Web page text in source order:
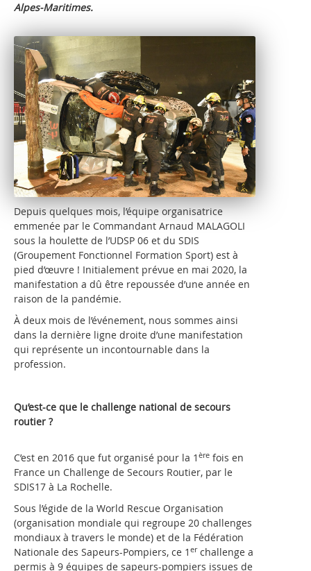
Alpes-Maritimes.
Depuis quelques mois, l’équipe organisatrice
emmenée par le Commandant Arnaud MALAGOLI
sous la houlette de l’UDSP 06 et du SDIS
(Groupement Fonctionnel Formation Sport) est à
pied d’œuvre ! Initialement prévue en mai 2020, la
manifestation a dû être repoussée d’une année en
raison de la pandémie.
À deux mois de l’événement, nous sommes ainsi
dans la dernière ligne droite d’une manifestation
qui représente un incontournable dans la
profession.
Qu’est-ce que le challenge national de secours
routier ?
C’est en 2016 que fut organisé pour la 1 ère fois en
France un Challenge de Secours Routier, par le
SDIS17 à La Rochelle.
Sous l’égide de la World Rescue Organisation
(organisation mondiale qui regroupe 20 challenges
mondiaux à travers le monde) et de la Fédération
Nationale des Sapeurs-Pompiers, ce 1 erchallenge a
permis à 9 équipes de sapeurs-pompiers issues de